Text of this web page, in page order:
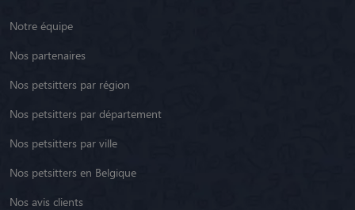
Notre équipe
Nos partenaires
Nos petsitters par région
Nos petsitters par département
Nos petsitters par ville
Nos petsitters en Belgique
Nos avis clients